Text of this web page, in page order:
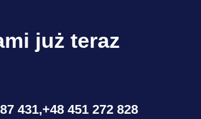
już teraz
431,+48 451 272 828